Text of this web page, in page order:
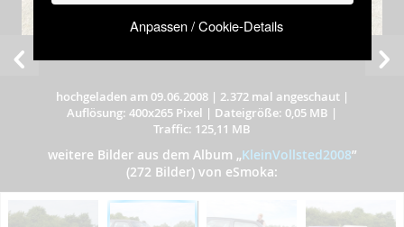
Anpassen / Cookie-Details
hochgeladen am 09.06.2008| 2.372 mal angeschaut|
Auflösung: 400x265 Pixel | Dateigröße: 0,05 MB |
Traffic: 125,11 MB
weitere Bilder aus dem Album „KleinVollsted2008”
(272 Bilder) von eSmoka: